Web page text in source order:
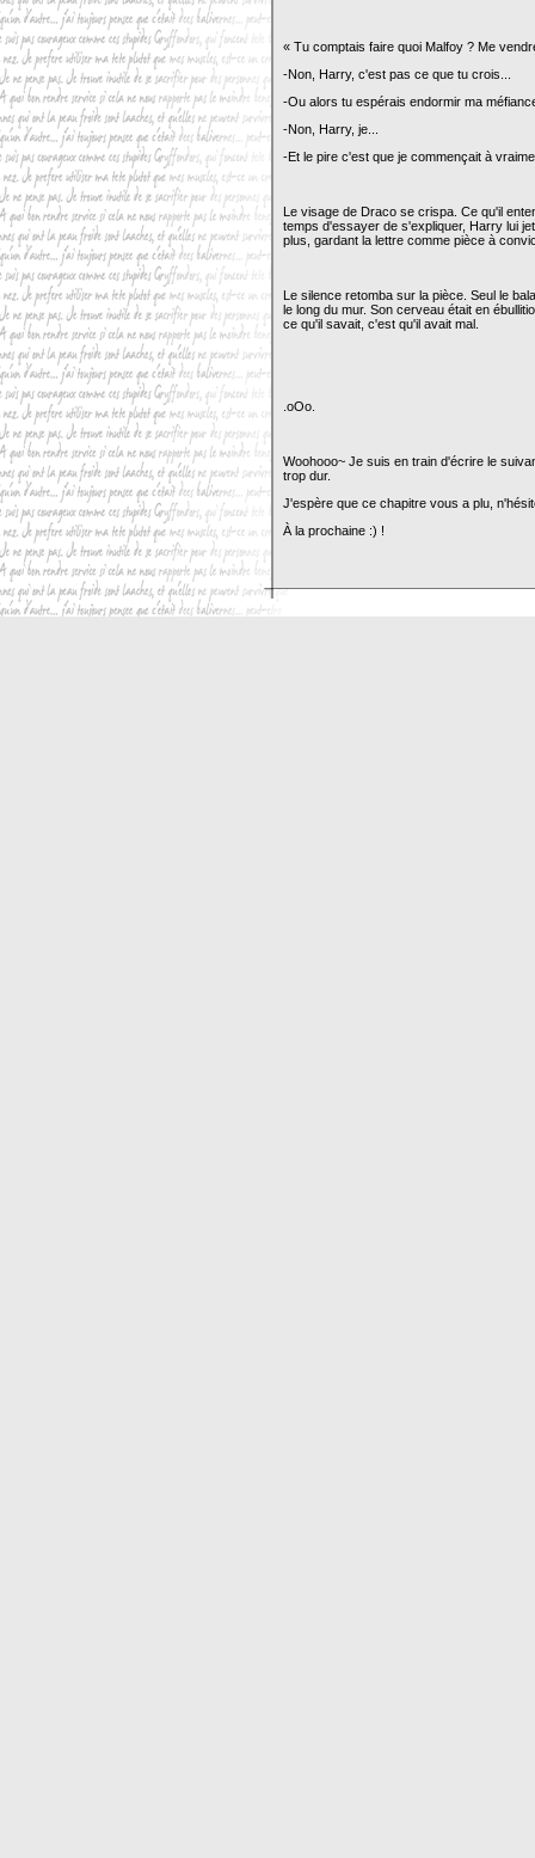
« Tu comptais faire quoi Malfoy ? Me
-Non, Harry, c'est pas ce que tu crois...
-Ou alors tu espérais endormir ma
-Non, Harry, je...
-Et le pire c'est que je commençait à
Le visage de Draco se crispa. Ce qu'il
temps d'essayer de s'expliquer, Harry lui
plus, gardant la lettre comme pièce à
Le silence retomba sur la pièce. Seul le
le long du mur. Son cerveau était en
ce qu'il savait, c'est qu'il avait mal.
.oOo.
Woohooo~ Je suis en train d'écrire le
trop dur.
J'espère que ce chapitre vous a plu,
À la prochaine :) !